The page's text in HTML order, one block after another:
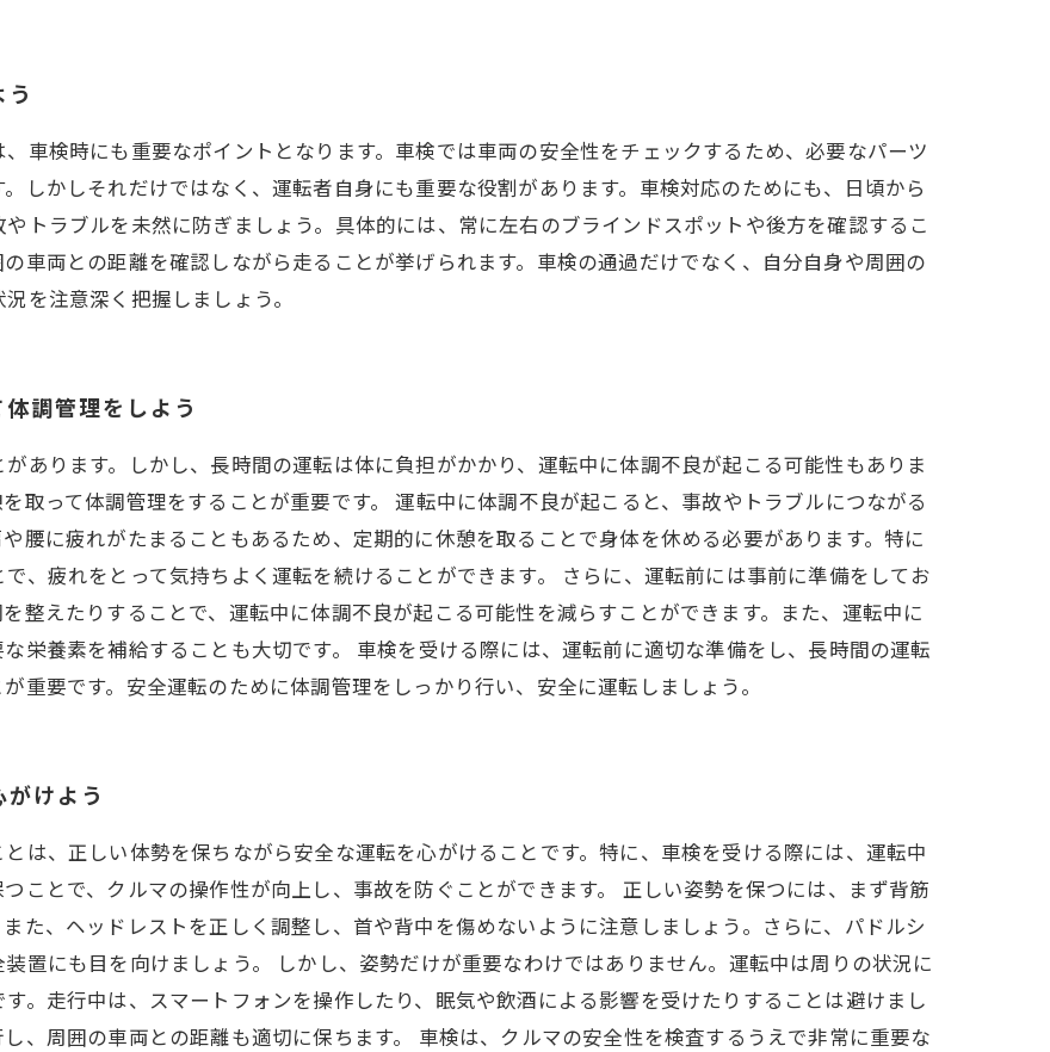
車検時にも重要なポイントとなります。車検では車両の安全性をチェックするため、必要なパーツ
しかしそれだけではなく、運転者自身にも重要な役割があります。車検対応のためにも、日頃から
トラブルを未然に防ぎましょう。具体的には、常に左右のブラインドスポットや後方を確認するこ
車両との距離を確認しながら走ることが挙げられます。車検の通過だけでなく、自分自身や周囲の
を注意深く把握しましょう。
調管理をしよう
あります。しかし、長時間の運転は体に負担がかかり、運転中に体調不良が起こる可能性もありま
取って体調管理をすることが重要です。 運転中に体調不良が起こると、事故やトラブルにつながる
腰に疲れがたまることもあるため、定期的に休憩を取ることで身体を休める必要があります。特に
、疲れをとって気持ちよく運転を続けることができます。 さらに、運転前には事前に準備をしてお
整えたりすることで、運転中に体調不良が起こる可能性を減らすことができます。また、運転中に
栄養素を補給することも大切です。 車検を受ける際には、運転前に適切な準備をし、長時間の運転
重要です。安全運転のために体調管理をしっかり行い、安全に運転しましょう。
けよう
は、正しい体勢を保ちながら安全な運転を心がけることです。特に、車検を受ける際には、運転中
ことで、クルマの操作性が向上し、事故を防ぐことができます。 正しい姿勢を保つには、まず背筋
た、ヘッドレストを正しく調整し、首や背中を傷めないように注意しましょう。さらに、パドルシ
置にも目を向けましょう。 しかし、姿勢だけが重要なわけではありません。運転中は周りの状況に
。走行中は、スマートフォンを操作したり、眠気や飲酒による影響を受けたりすることは避けまし
、周囲の車両との距離も適切に保ちます。 車検は、クルマの安全性を検査するうえで非常に重要な